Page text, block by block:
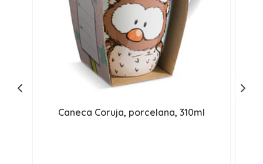
Caneca Coruja, porcelana, 310ml